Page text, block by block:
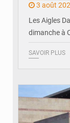
3 août
Les Aigles
dimanche à
SAVOIR PLUS